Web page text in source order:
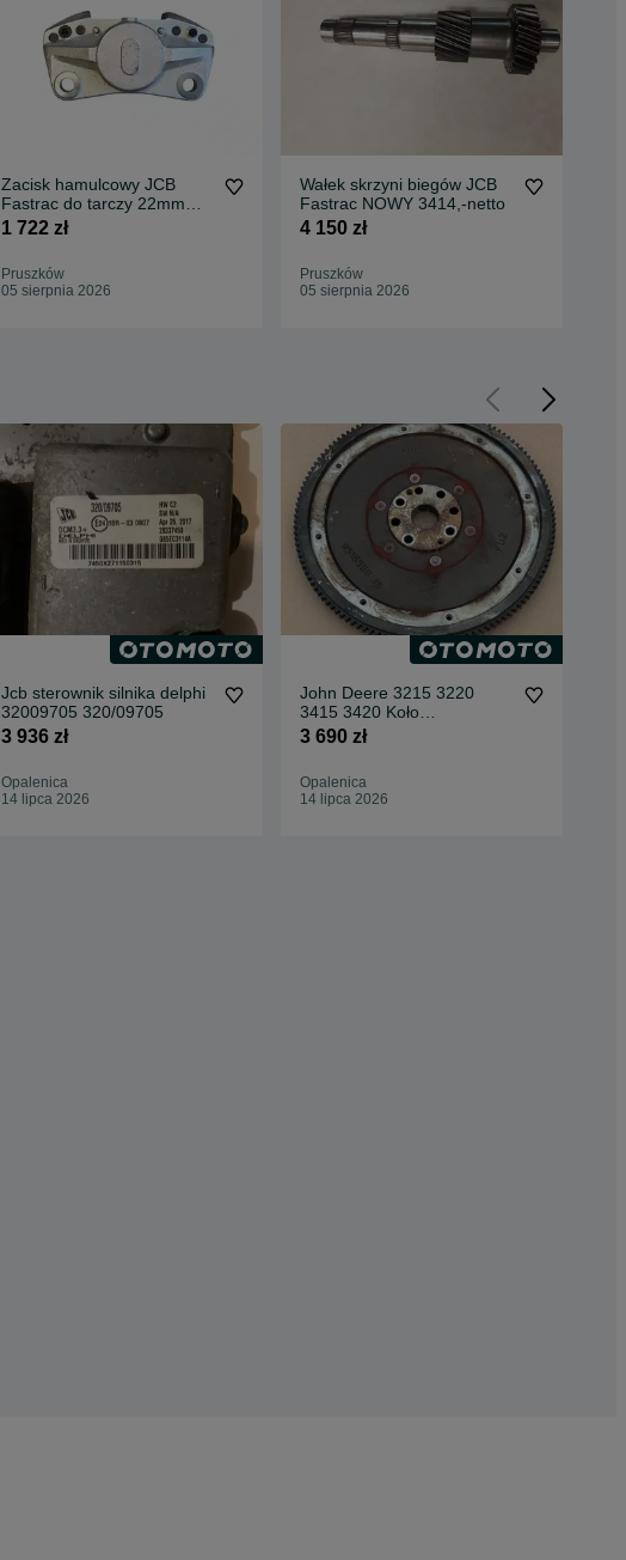
Zacisk hamulcowy JCB
Fastrac do tarczy 22mm
1400,- netto
1 722 zł
Pruszków
05 sierpnia 2026
Wałek skrzyni biegów JCB
Fastrac NOWY 3414,-netto
4 150 zł
Pruszków
05 sierpnia 2026
Jcb sterownik silnika delphi
32009705 320/09705
3 936 zł
Opalenica
14 lipca 2026
John Deere 3215 3220
3415 3420 Koło
Zamachowe RE520269
3 690 zł
Opalenica
14 lipca 2026